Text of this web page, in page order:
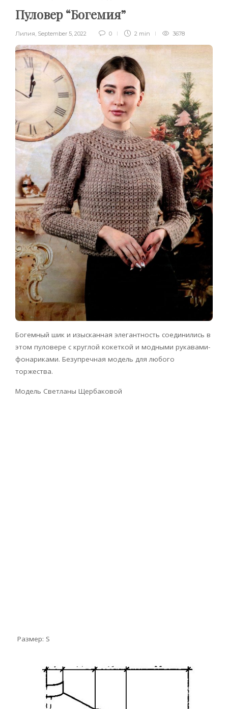
Пуловер “Богемия”
Лилия September 5, 2022 0 2 min 3678
Богемный шик и изысканная элегантность соединились в
этом пуловере с круглой кокеткой и модными рукавами-
фонариками. Безупречная модель для любого
торжества.
Модель Светланы Щербаковой
Размер: S